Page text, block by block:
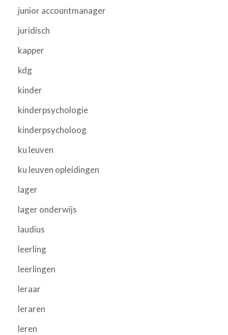
junior accountmanager
juridisch
kapper
kdg
kinder
kinderpsychologie
kinderpsycholoog
ku leuven
ku leuven opleidingen
lager
lager onderwijs
laudius
leerling
leerlingen
leraar
leraren
leren